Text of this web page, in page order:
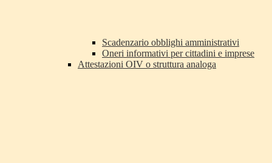
Scadenzario obblighi amministrativi
Oneri informativi per cittadini e imprese
Attestazioni OIV o struttura analoga